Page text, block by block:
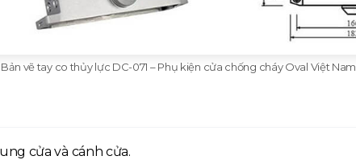
Bản vẽ tay co thủy lực DC-071 – Phụ kiện cửa chống cháy Oval Việt Nam
cửa và cánh cửa.